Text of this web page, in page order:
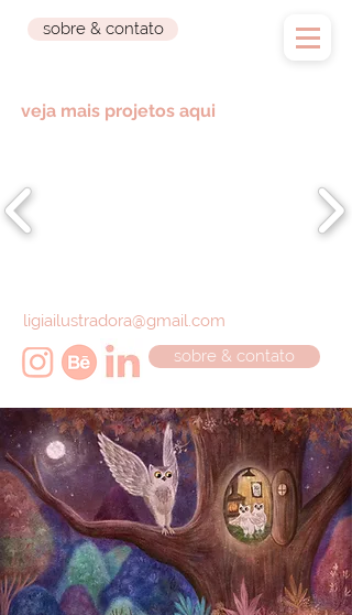
sobre & contato
veja mais projetos aqui
ligiailustradora@gmail.com
sobre & contato